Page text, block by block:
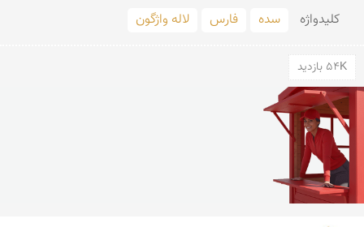
کلید‌واژه سده فارس لاله واژگون
54K بازدید